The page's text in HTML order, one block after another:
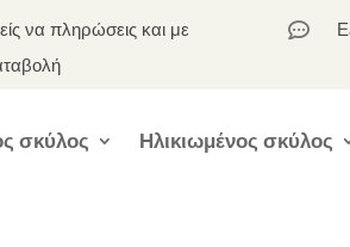
να πληρώσεις και με

σκύλος Ηλικιωμένος σκύλος